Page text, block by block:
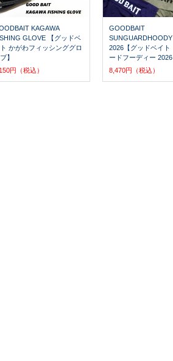
KAGAWA
GLOVE 【グッドベ
かがわフィッシンググロ
】
円（税込）
GOODBAIT
SUNGUARDHOODY
2026【グッドベイ
ードフーディー 2026
8,470円（税込）